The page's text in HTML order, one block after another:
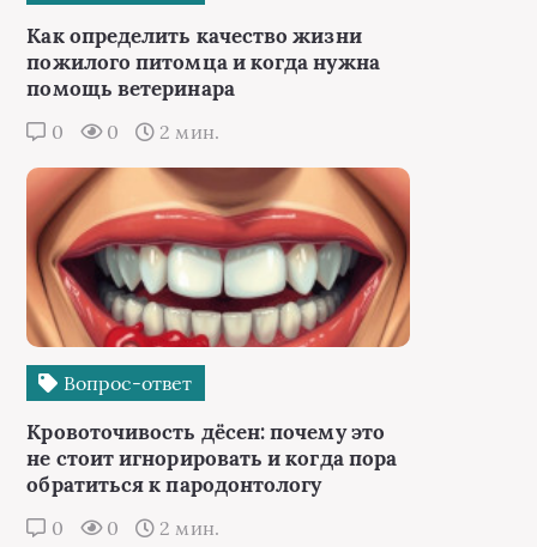
Как определить качество жизни
пожилого питомца и когда нужна
помощь ветеринара
0 0 2 мин.
Вопрос-ответ
Кровоточивость дёсен: почему это
не стоит игнорировать и когда пора
обратиться к пародонтологу
0 0 2 мин.